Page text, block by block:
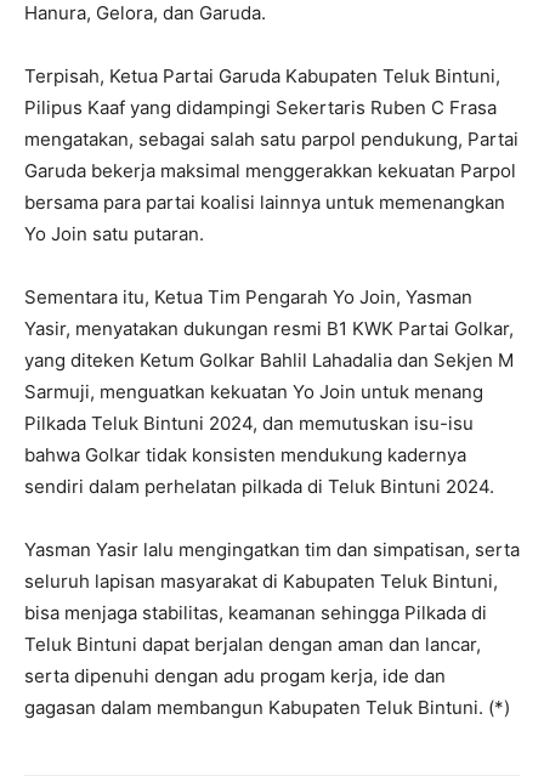
Hanura, Gelora, dan Garuda.
Terpisah, Ketua Partai Garuda Kabupaten Teluk Bintuni,
Pilipus Kaaf yang didampingi Sekertaris Ruben C Frasa
mengatakan, sebagai salah satu parpol pendukung, Partai
Garuda bekerja maksimal menggerakkan kekuatan Parpol
bersama para partai koalisi lainnya untuk memenangkan
Yo Join satu putaran.
Sementara itu, Ketua Tim Pengarah Yo Join, Yasman
Yasir, menyatakan dukungan resmi B1 KWK Partai Golkar,
yang diteken Ketum Golkar Bahlil Lahadalia dan Sekjen M
Sarmuji, menguatkan kekuatan Yo Join untuk menang
Pilkada Teluk Bintuni 2024, dan memutuskan isu-isu
bahwa Golkar tidak konsisten mendukung kadernya
sendiri dalam perhelatan pilkada di Teluk Bintuni 2024.
Yasman Yasir lalu mengingatkan tim dan simpatisan, serta
seluruh lapisan masyarakat di Kabupaten Teluk Bintuni,
bisa menjaga stabilitas, keamanan sehingga Pilkada di
Teluk Bintuni dapat berjalan dengan aman dan lancar,
serta dipenuhi dengan adu progam kerja, ide dan
gagasan dalam membangun Kabupaten Teluk Bintuni. (*)